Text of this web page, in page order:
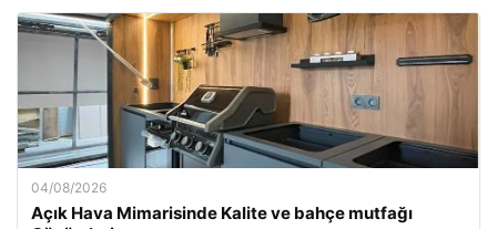
04/08/2026
Açık Hava Mimarisinde Kalite ve bahçe mutfağı